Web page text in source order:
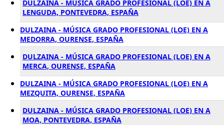
DULZAINA - MÚSICA GRADO PROFESIONAL (LOE) EN A
LENGUDA, PONTEVEDRA, ESPAÑA
DULZAINA - MÚSICA GRADO PROFESIONAL (LOE) EN A
MEDORRA, OURENSE, ESPAÑA
DULZAINA - MÚSICA GRADO PROFESIONAL (LOE) EN A
MERCA, OURENSE, ESPAÑA
DULZAINA - MÚSICA GRADO PROFESIONAL (LOE) EN A
MEZQUITA, OURENSE, ESPAÑA
DULZAINA - MÚSICA GRADO PROFESIONAL (LOE) EN A
MOA, PONTEVEDRA, ESPAÑA